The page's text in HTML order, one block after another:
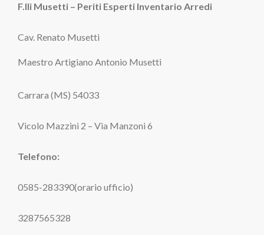
F.lli Musetti – Periti Esperti Inventario Arredi
Cav. Renato Musetti
Maestro Artigiano Antonio Musetti
Carrara (MS) 54033
Vicolo Mazzini 2 – Via Manzoni 6
Telefono:
0585-283390(orario ufficio)
3287565328